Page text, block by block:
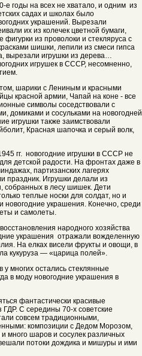
е годы на всех не хватало, и одним из
садах и школах было
украшений. Вырезали
их из колечек цветной бумаги,
фигурки из проволоки и стекляруса с
шишки, лепили из смеси гипса
вырезали игрушки из дерева…
игрушек в СССР, несомненно,
шарики с Лениным и красными
красной армии, Чапай на коне - все
символы соседствовали с
домиками и сосульками на новогодней
игрушки также заимствовали
Красная шапочка и серый волк,
гг. новогодние игрушки в СССР не
детской радости. На фронтах даже в
партизанских лагерях
праздник. Игрушки делали из
собранных в лесу шишек. Дети
теплые носки для солдат, но и
новогодние украшения. Конечно, среди
и самолеты.
народного хозяйства
украшения отражали вожделенную
На елках висели фрукты и овощи, в
кукуруза — «царица полей».
у многих остались стеклянные
в моду новогодние украшения в
фантастически красивые
ГДР. С середины 70-х советские
совсем традиционными,
композиции с Дедом Морозом,
много шаров и сосулек различных
потоки дождика и мишуры и ими